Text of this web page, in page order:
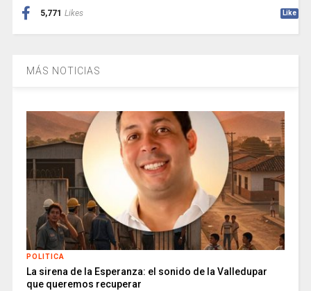
5,771 Likes Like
MÁS NOTICIAS
POLITICA
La sirena de la Esperanza: el sonido de la Valledupar
que queremos recuperar